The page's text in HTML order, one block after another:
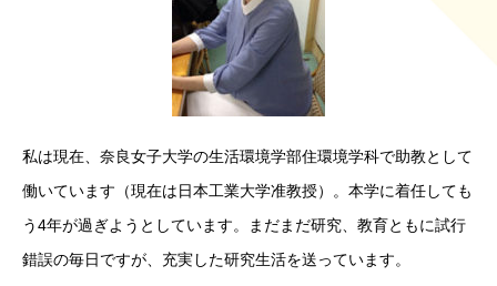
私は現在、奈良女子大学の生活環境学部住環境学科で助教として
働いています（現在は日本工業大学准教授）。本学に着任しても
う4年が過ぎようとしています。まだまだ研究、教育ともに試行
錯誤の毎日ですが、充実した研究生活を送っています。